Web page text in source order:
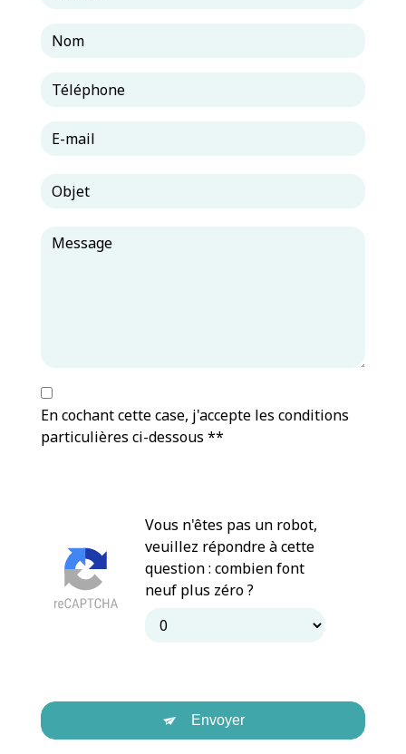
En cochant cette case, j'accepte les conditions
particulières ci-dessous **
Vous n'êtes pas un robot,
veuillez répondre à cette
question : combien font
neuf plus zéro ?
Envoyer